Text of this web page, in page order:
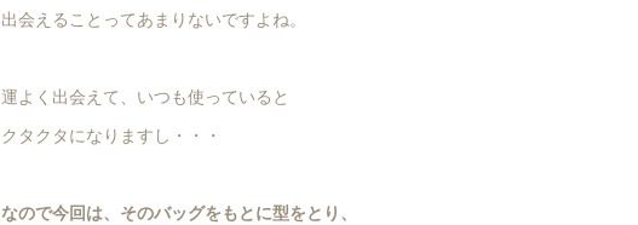
出会えることってあまりないですよね。
運よく出会えて、いつも使っていると
クタクタになりますし・・・
なので今回は、そのバッグをもとに型をとり、